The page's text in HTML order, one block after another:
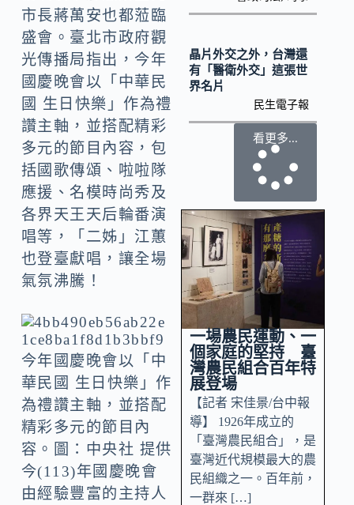
市長蔣萬安也都蒞臨
盛會。臺北市政府觀
光傳播局指出，今年
國慶晚會以「中華民
國 生日快樂」作為禮
讚主軸，並搭配精彩
多元的節目內容，包
括國歌傳頌、啦啦隊
應援、名模時尚秀及
各界天王天后輪番演
唱等，「二姊」江蕙
也登臺獻唱，讓全場
氣氛沸騰！
今年國慶晚會以「中
華民國 生日快樂」作
為禮讚主軸，並搭配
精彩多元的節目內
容。圖：中央社 提供
今(113)年國慶晚會
由經驗豐富的主持人
晶片外交之外，台灣還
有「醫衛外交」這張世
界名片
民生電子報
看更多...
一場農民運動、一
個家庭的堅持 臺
灣農民組合百年特
展登場
【記者 宋佳景/台中報
導】 1926年成立的
「臺灣農民組合」，是
臺灣近代規模最大的農
民組織之一。百年前，
一群來 […]